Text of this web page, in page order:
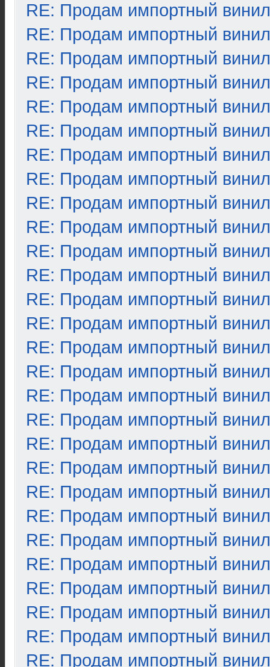
RE: Продам импортный винил
RE: Продам импортный винил
RE: Продам импортный винил
RE: Продам импортный винил
RE: Продам импортный винил
RE: Продам импортный винил
RE: Продам импортный винил
RE: Продам импортный винил
RE: Продам импортный винил
RE: Продам импортный винил
RE: Продам импортный винил
RE: Продам импортный винил
RE: Продам импортный винил
RE: Продам импортный винил
RE: Продам импортный винил
RE: Продам импортный винил
RE: Продам импортный винил
RE: Продам импортный винил
RE: Продам импортный винил
RE: Продам импортный винил
RE: Продам импортный винил
RE: Продам импортный винил
RE: Продам импортный винил
RE: Продам импортный винил
RE: Продам импортный винил
RE: Продам импортный винил
RE: Продам импортный винил
RE: Продам импортный винил